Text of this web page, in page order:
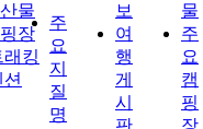
물
장
래킹
주
요
지
질
명
보
여
행
게
시
판
물
주
요
캠
핑
장